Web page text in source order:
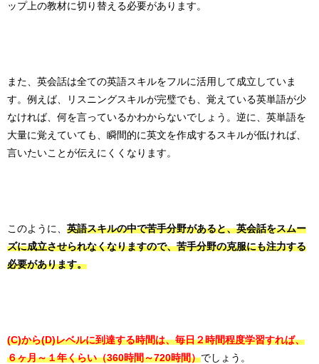
ップ上の教材に切り替える必要があります。
また、英会話は全ての英語スキルをフルに活用して成立していま
す。例えば、リスニングスキルが完璧でも、覚えている英単語が少
なければ、何を言っているかわからないでしょう。逆に、英単語を
大量に覚えていても、瞬間的に英文を作成するスキルが低ければ、
言いたいことが伝えにくくなります。
このように、 英語スキルの中で苦手分野があると、英会話をスムー
ズに成立させられなくなりますので、苦手分野の克服にも注力する
必要があります。
(C)から(D)レベルに到達する時間は、毎日２時間程度学習すれば、
６ヶ月～１年くらい（360時間～720時間）でしょう。